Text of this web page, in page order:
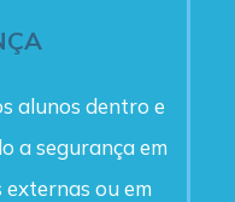
alunos dentro e
a segurança em
ou em